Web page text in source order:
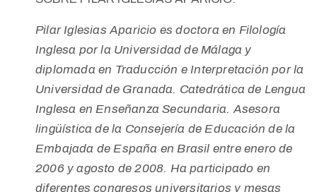
Pilar Iglesias Aparicio es doctora en Filología
Inglesa por la Universidad de Málaga y
diplomada en Traducción e Interpretación por la
Universidad de Granada. Catedrática de Lengua
Inglesa en Enseñanza Secundaria. Asesora
lingüística de la Consejería de Educación de la
Embajada de España en Brasil entre enero de
2006 y agosto de 2008. Ha participado en
diferentes congresos universitarios y mesas